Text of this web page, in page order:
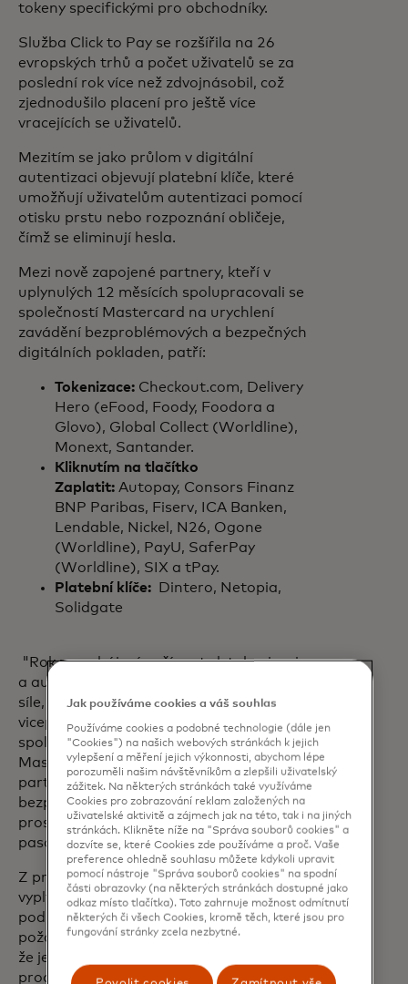
tokeny specifickými pro obchodníky.
Služba Click to Pay se rozšířila na 26
evropských trhů a počet uživatelů se za
poslední rok více než zdvojnásobil, což
zjednodušilo placení pro ještě více
vracejících se uživatelů.
Mezitím se jako průlom v digitální
autentizaci objevují platební klíče, které
umožňují uživatelům autentizaci pomocí
otisku prstu nebo rozpoznání obličeje,
čímž se eliminují hesla.
Mezi nově zapojené partnery, kteří v
uplynulých 12 měsících spolupracovali se
společností Mastercard na urychlení
zavádění bezproblémových a bezpečných
digitálních pokladen, patří:
Tokenizace: Checkout.com, Delivery
Hero (eFood, Foody, Foodora a
Glovo), Global Collect (Worldline),
Monext, Santander.
Kliknutím na tlačítko
Zaplatit: Autopay, Consors Finanz
BNP Paribas, Fiserv, ICA Banken,
Lendable, Nickel, N26, Ogone
(Worldline), PayU, SaferPay
(Worldline), SIX a tPay.
Platební klíče:
Dintero, Netopia,
Solidgate
"Rok po zahájení naší cesty k tokenizaci
a autentizaci 100% Evropa nabírá na
síle,"
řekl Brice van de Walle, výkonný
viceprezident pro hlavní platby v Evropě
společnosti
Mastercard. "Spolupracujeme s
partnery, aby digitální platby byly
bezpečnější a bezproblémovější, a to
prostřednictvím služeb Click to Pay,
pasových klíčů a tokenů."
Z průzkumu společnosti Mastercard1
vyplývá, že 54% Evropanů se cítí
podrážděno, když jsou při placení
požádáni o vytvoření účtu, a 82% uvádí,
že je určitá míra frustrace při navigaci v
procesech s velkým třením.
Jak používáme cookies a váš souhlas
Používáme cookies a podobné technologie (dále jen
"Cookies") na našich webových stránkách k jejich
vylepšení a měření jejich výkonnosti, abychom lépe
porozuměli našim návštěvníkům a zlepšili uživatelský
zážitek. Na některých stránkách také využíváme
Cookies pro zobrazování reklam založených na
uživatelské aktivitě a zájmech jak na této, tak i na jiných
stránkách. Klikněte níže na "Správa souborů cookies" a
dozvíte se, které Cookies zde používáme a proč. Vaše
preference ohledně souhlasu můžete kdykoli upravit
pomocí nástroje "Správa souborů cookies" na spodní
části obrazovky (na některých stránkách dostupné jako
odkaz místo tlačítka). Toto zahrnuje možnost odmítnutí
některých či všech Cookies, kromě těch, které jsou pro
fungování stránky zcela nezbytné.